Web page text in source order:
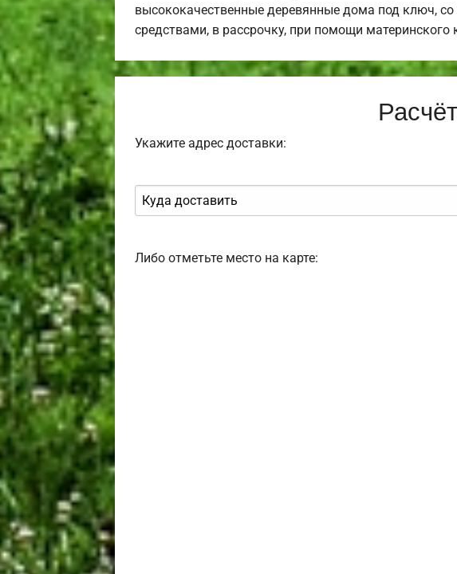
высококачественные деревянные дома под ключ,
средствами, в рассрочку, при помощи
Укажите адрес доставки:
Либо отметьте место на карте: